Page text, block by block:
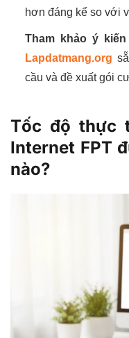
hơn đáng kể so với
Tham khảo ý
Lapdatmang.org
cầu và đề xuất gói
Tốc độ thực
Internet FPT
nào?